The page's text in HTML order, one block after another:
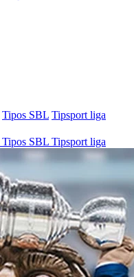
Tipos SBL Tipsport liga
Tipos SBL Tipsport liga